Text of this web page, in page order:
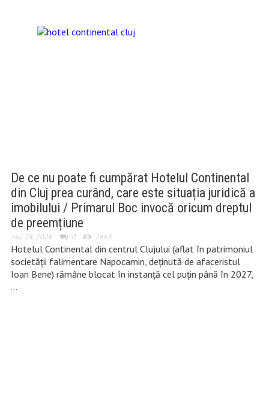
De ce nu poate fi cumpărat Hotelul Continental
din Cluj prea curând, care este situația juridică a
imobilului / Primarul Boc invocă oricum dreptul
de preemțiune
mai 28, 2026 0 2463
Hotelul Continental din centrul Clujului (aflat în patrimoniul
societății falimentare Napocamin, deținută de afaceristul
Ioan Bene) rămâne blocat în instanță cel puțin până în 2027,
…